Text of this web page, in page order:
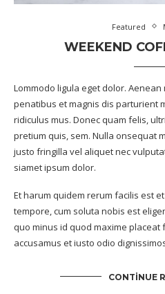
Featured
WEEKEND
Lommodo ligula eget dolor. Aenean
penatibus et magnis dis parturient
ridiculus mus. Donec quam felis,
pretium quis, sem. Nulla onsequat
justo fringilla vel aliquet nec
siamet ipsum dolor.
Et harum quidem rerum facilis est
tempore, cum soluta nobis est
quo minus id quod maxime placeat
accusamus et iusto odio
CONTINUE